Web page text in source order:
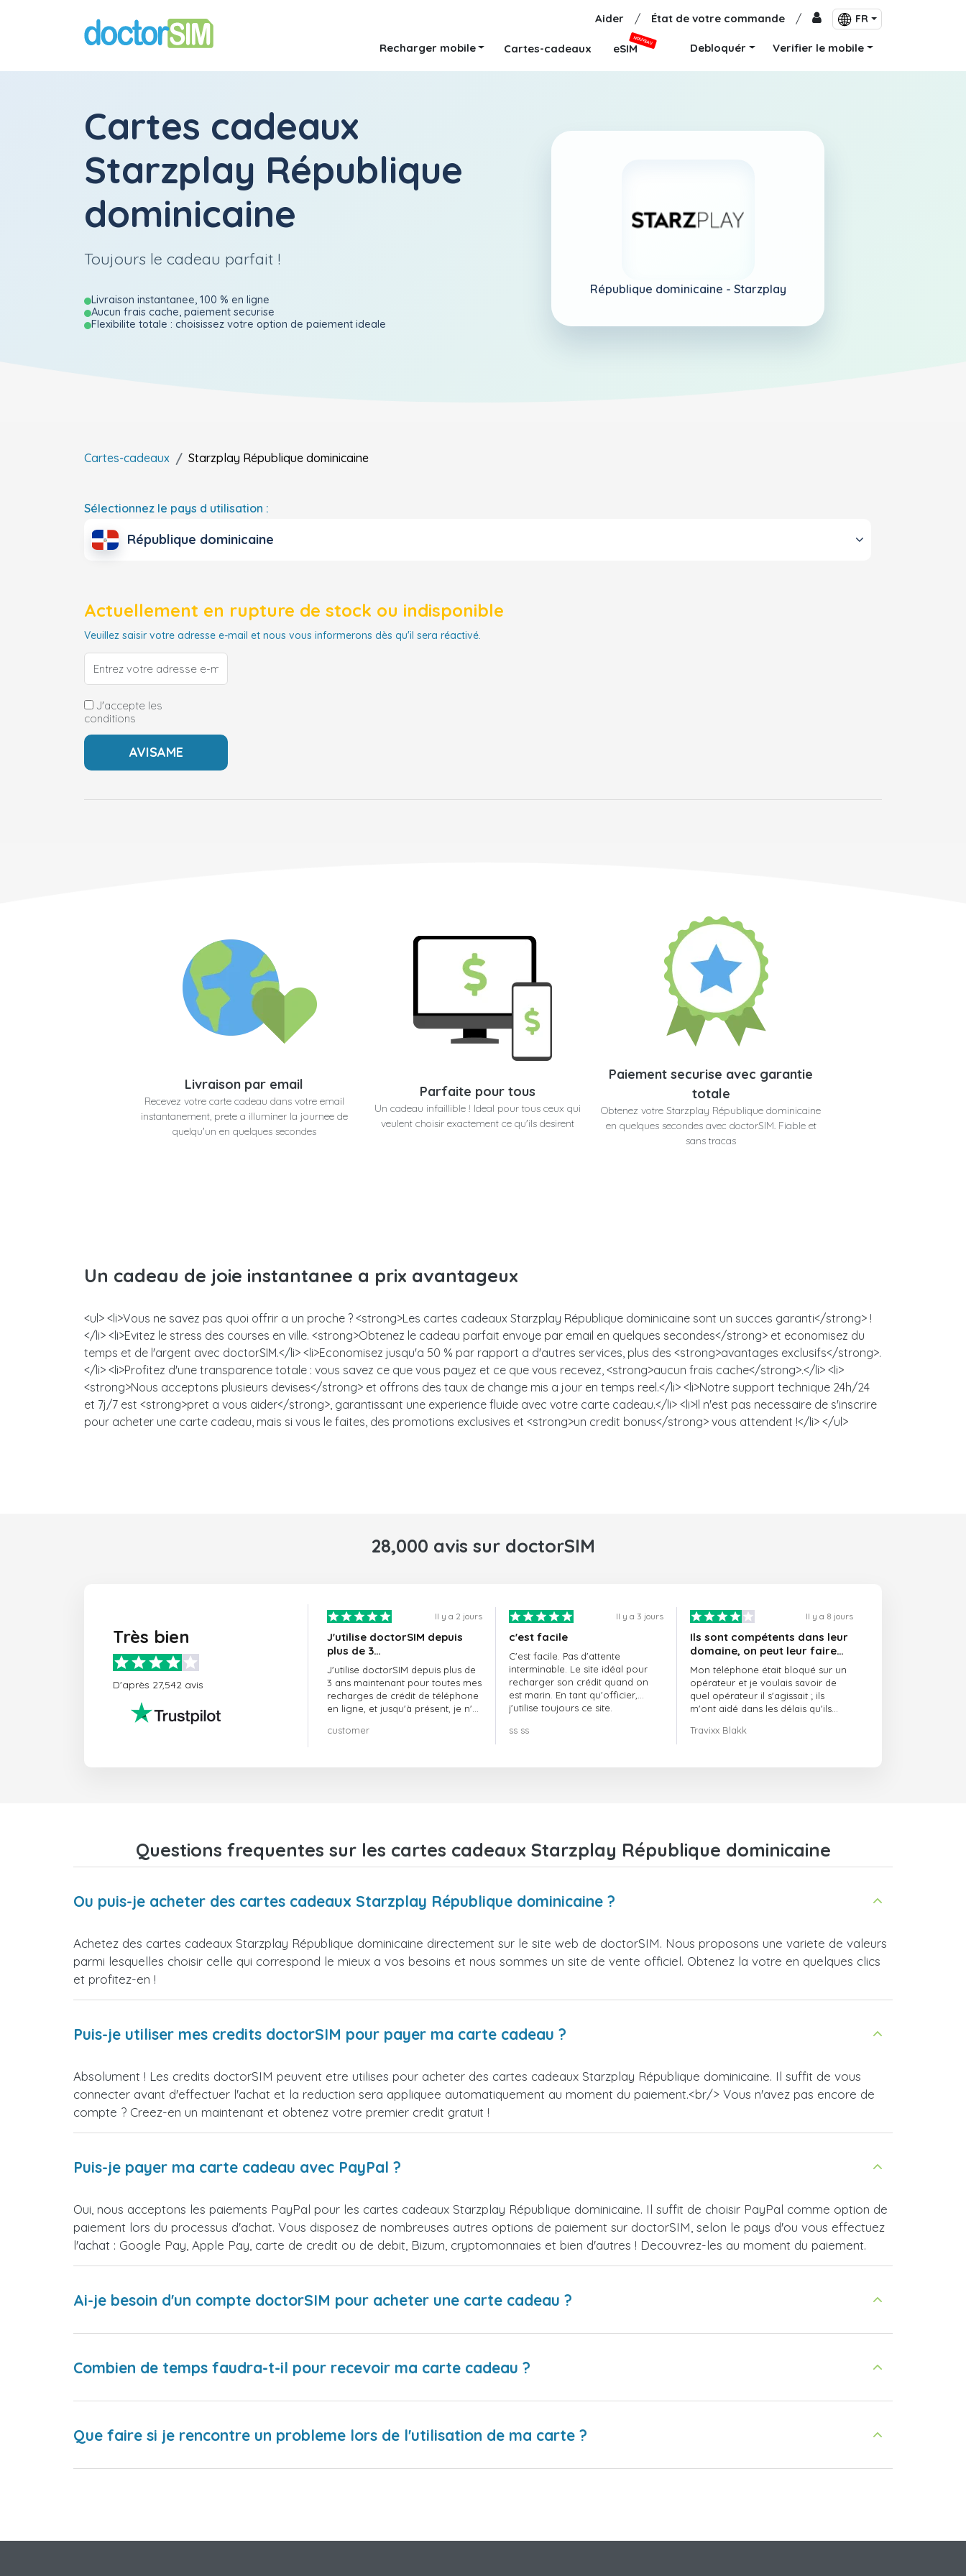
Aider / État de votre commande / FR
Recharger mobile Cartes-cadeaux eSIM
NOUVEAU
Debloquér Verifier le mobile
Cartes cadeaux
Starzplay République
dominicaine
Toujours le cadeau parfait !
Livraison instantanee, 100 % en ligne
Aucun frais cache, paiement securise
Flexibilite totale : choisissez votre option de paiement ideale
République dominicaine - Starzplay
Cartes-cadeaux Starzplay République dominicaine
Sélectionnez le pays d utilisation :
République dominicaine
Actuellement en rupture de stock ou indisponible
Veuillez saisir votre adresse e-mail et nous vous informerons dès qu'il sera réactivé.
J'accepte les
conditions
Livraison par email
Recevez votre carte cadeau dans votre email
instantanement, prete a illuminer la journee de
quelqu'un en quelques secondes
Parfaite pour tous
Un cadeau infaillible ! Ideal pour tous ceux qui
veulent choisir exactement ce qu'ils desirent
Paiement securise avec garantie
totale
Obtenez votre Starzplay République dominicaine
en quelques secondes avec doctorSIM. Fiable et
sans tracas
Un cadeau de joie instantanee a prix avantageux
<ul> <li>Vous ne savez pas quoi offrir a un proche ? <strong>Les cartes cadeaux Starzplay République dominicaine sont un succes garanti</strong> !
</li> <li>Evitez le stress des courses en ville. <strong>Obtenez le cadeau parfait envoye par email en quelques secondes</strong> et economisez du
temps et de l'argent avec doctorSIM.</li> <li>Economisez jusqu'a 50 % par rapport a d'autres services, plus des <strong>avantages exclusifs</strong>.
</li> <li>Profitez d'une transparence totale : vous savez ce que vous payez et ce que vous recevez, <strong>aucun frais cache</strong>.</li> <li>
<strong>Nous acceptons plusieurs devises</strong> et offrons des taux de change mis a jour en temps reel.</li> <li>Notre support technique 24h/24
et 7j/7 est <strong>pret a vous aider</strong>, garantissant une experience fluide avec votre carte cadeau.</li> <li>Il n'est pas necessaire de s'inscrire
pour acheter une carte cadeau, mais si vous le faites, des promotions exclusives et <strong>un credit bonus</strong> vous attendent !</li> </ul>
28,000 avis sur doctorSIM
Très bien
D'après 27,542 avis
Il y a 2 jours
J'utilise doctorSIM depuis
plus de 3…
J'utilise doctorSIM depuis plus de
3 ans maintenant pour toutes mes
recharges de crédit de téléphone
en ligne, et jusqu'à présent, je n'ai
vivement !!!
customer
Il y a 3 jours
c'est facile
C'est facile. Pas d'attente
interminable. Le site idéal pour
recharger son crédit quand on
est marin. En tant qu'officier,
j'utilise toujours ce site.
ss ss
Il y a 8 jours
Ils sont compétents dans leur
domaine, on peut leur faire
confiance et ils sont toujours
ponctuels
Mon téléphone était bloqué sur un
opérateur et je voulais savoir de
quel opérateur il s'agissait ; ils
m'ont aidé dans les délais qu'ils
Travixx Blakk
Questions frequentes sur les cartes cadeaux Starzplay République dominicaine
Ou puis-je acheter des cartes cadeaux Starzplay République dominicaine ?
Achetez des cartes cadeaux Starzplay République dominicaine directement sur le site web de doctorSIM. Nous proposons une variete de valeurs
parmi lesquelles choisir celle qui correspond le mieux a vos besoins et nous sommes un site de vente officiel. Obtenez la votre en quelques clics
et profitez-en !
Puis-je utiliser mes credits doctorSIM pour payer ma carte cadeau ?
Absolument ! Les credits doctorSIM peuvent etre utilises pour acheter des cartes cadeaux Starzplay République dominicaine. Il suffit de vous
connecter avant d'effectuer l'achat et la reduction sera appliquee automatiquement au moment du paiement.<br/> Vous n'avez pas encore de
compte ? Creez-en un maintenant et obtenez votre premier credit gratuit !
Puis-je payer ma carte cadeau avec PayPal ?
Oui, nous acceptons les paiements PayPal pour les cartes cadeaux Starzplay République dominicaine. Il suffit de choisir PayPal comme option de
paiement lors du processus d'achat. Vous disposez de nombreuses autres options de paiement sur doctorSIM, selon le pays d'ou vous effectuez
l'achat : Google Pay, Apple Pay, carte de credit ou de debit, Bizum, cryptomonnaies et bien d'autres ! Decouvrez-les au moment du paiement.
Ai-je besoin d'un compte doctorSIM pour acheter une carte cadeau ?
Combien de temps faudra-t-il pour recevoir ma carte cadeau ?
Que faire si je rencontre un probleme lors de l'utilisation de ma carte ?